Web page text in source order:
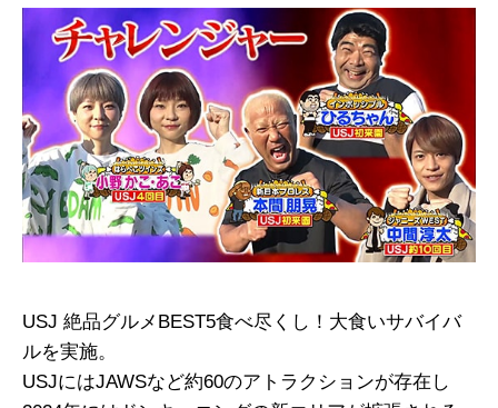
USJ 絶品グルメBEST5食べ尽くし！大食いサバイバ
ルを実施。
USJにはJAWSなど約60のアトラクションが存在し